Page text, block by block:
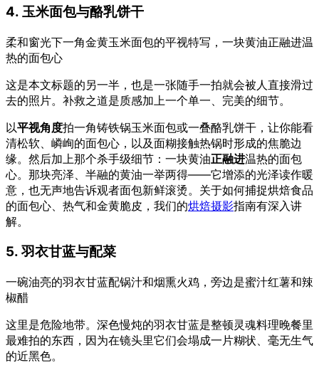
4. 玉米面包与酪乳饼干
柔和窗光下一角金黄玉米面包的平视特写，一块黄油正融进温
热的面包心
这是本文标题的另一半，也是一张随手一拍就会被人直接滑过
去的照片。补救之道是质感加上一个单一、完美的细节。
以平视角度拍一角铸铁锅玉米面包或一叠酪乳饼干，让你能看
清松软、嶙峋的面包心，以及面糊接触热锅时形成的焦脆边
缘。然后加上那个杀手级细节：一块黄油正融进温热的面包
心。那块亮泽、半融的黄油一举两得——它增添的光泽读作暖
意，也无声地告诉观者面包新鲜滚烫。关于如何捕捉烘焙食品
的面包心、热气和金黄脆皮，我们的烘焙摄影指南有深入讲
解。
5. 羽衣甘蓝与配菜
一碗油亮的羽衣甘蓝配锅汁和烟熏火鸡，旁边是蜜汁红薯和辣
椒醋
这里是危险地带。深色慢炖的羽衣甘蓝是整顿灵魂料理晚餐里
最难拍的东西，因为在镜头里它们会塌成一片糊状、毫无生气
的近黑色。